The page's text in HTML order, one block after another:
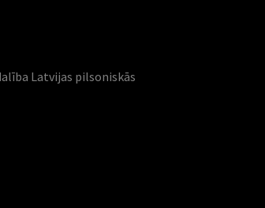
Latvijas pilsoniskās